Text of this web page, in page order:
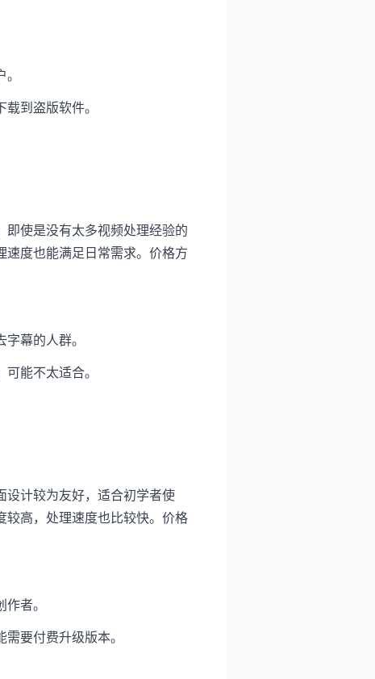
到盗版软件。
即使是没有太多视频处理经验的
度也能满足日常需求。价格方
幕的人群。
能不太适合。
设计较为友好，适合初学者使
较高，处理速度也比较快。价格
者。
要付费升级版本。